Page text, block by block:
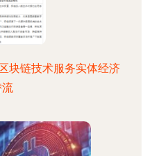
块链技术服务实体经济
流